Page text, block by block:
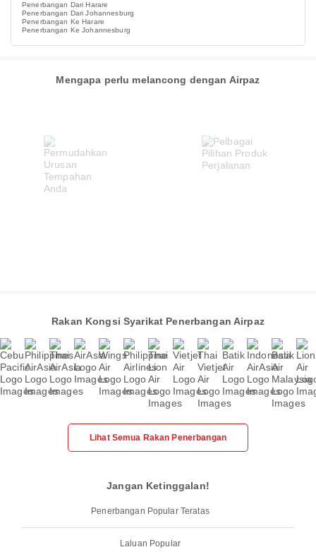
Penerbangan Dari Harare
Penerbangan Dari Johannesburg
Penerbangan Ke Harare
Penerbangan Ke Johannesburg
Mengapa perlu melancong dengan Airpaz
Rakan Kongsi Syarikat Penerbangan Airpaz
Lihat Semua Rakan Penerbangan
Jangan Ketinggalan!
Penerbangan Popular Teratas
Laluan Popular